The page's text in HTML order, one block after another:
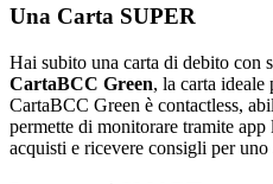
Una Carta SUPER
Hai subito una carta di debito con
CartaBCC Green, la carta ideale
CartaBCC Green è contactless,
permette di monitorare tramite
acquisti e ricevere consigli per